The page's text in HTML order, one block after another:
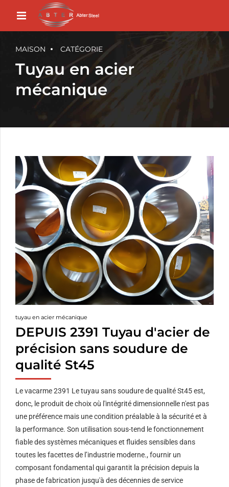
MAISON CATÉGORIE
Tuyau en acier
mécanique
tuyau en acier mécanique
DEPUIS 2391 Tuyau d'acier de
précision sans soudure de
qualité St45
Le vacarme 2391 Le tuyau sans soudure de qualité St45 est,
donc, le produit de choix où l'intégrité dimensionnelle n'est pas
une préférence mais une condition préalable à la sécurité et à
la performance. Son utilisation sous-tend le fonctionnement
fiable des systèmes mécaniques et fluides sensibles dans
toutes les facettes de l’industrie moderne., fournir un
composant fondamental qui garantit la précision depuis la
phase de fabrication jusqu'à des décennies de service